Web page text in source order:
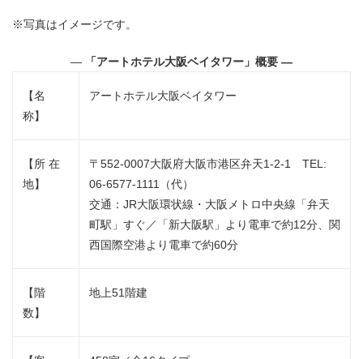
※写真はイメージです。
― 「アートホテル大阪ベイタワー」概要 ―
【名
称】
アートホテル大阪ベイタワー
【所 在
地】
〒552-0007大阪府大阪市港区弁天1-2-1 TEL:
06-6577-1111（代）
交通：JR大阪環状線・大阪メトロ中央線「弁天
町駅」すぐ／「新大阪駅」より電車で約12分、関
西国際空港より電車で約60分
【階
数】
地上51階建